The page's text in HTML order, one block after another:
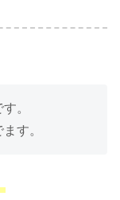
。
す。